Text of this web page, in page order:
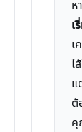
ห
เ
เ
ไ
แ
ต้
คุ